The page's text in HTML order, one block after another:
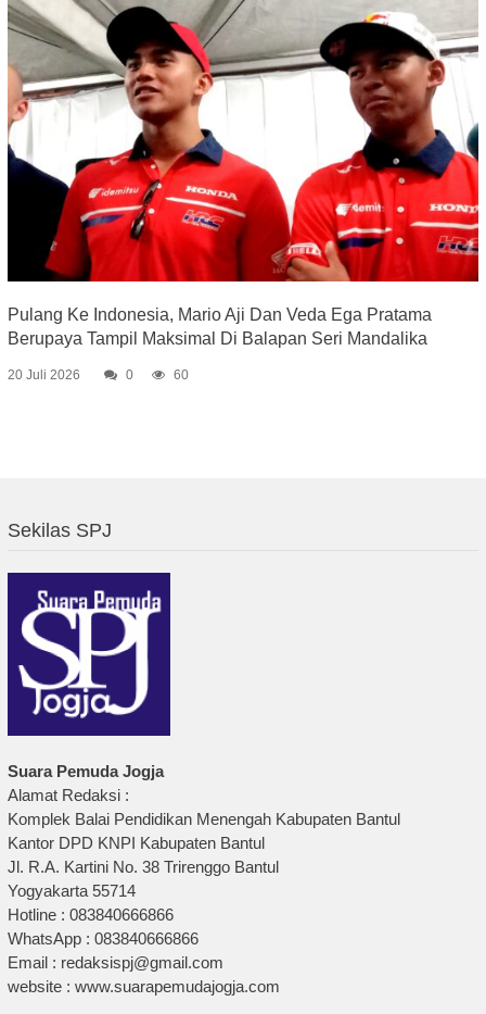
Pulang Ke Indonesia, Mario Aji Dan Veda Ega Pratama
Berupaya Tampil Maksimal Di Balapan Seri Mandalika
20 Juli 2026 0 60
Sekilas SPJ
Suara Pemuda Jogja
Alamat Redaksi :
Komplek Balai Pendidikan Menengah Kabupaten Bantul
Kantor DPD KNPI Kabupaten Bantul
Jl. R.A. Kartini No. 38 Trirenggo Bantul
Yogyakarta 55714
Hotline : 083840666866
WhatsApp : 083840666866
Email : redaksispj@gmail.com
website : www.suarapemudajogja.com